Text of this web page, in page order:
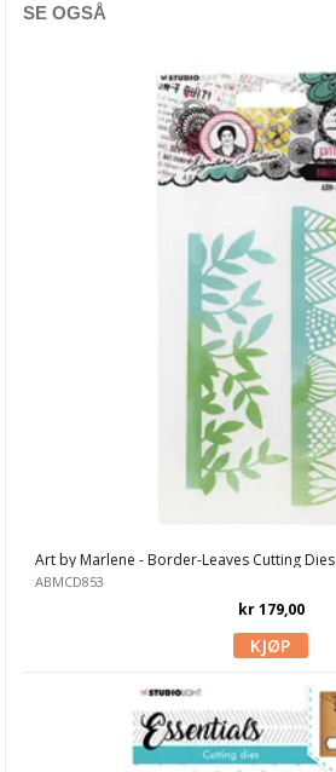
Creative Expressions
Elisabeth Craft dies
Lisa Horton
My Favorite Things
SE OGSÅ
Art by Marlene - Border-Leaves Cutting Dies
ABMCD853
kr 179,00